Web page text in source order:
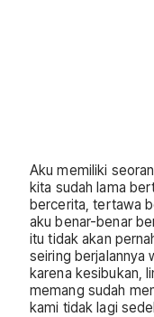
Aku memiliki
kita sudah lama
bercerita, tertawa
aku benar-benar
itu tidak akan
seiring berjalannya
karena kesibukan,
memang sudah
kami tidak lagi